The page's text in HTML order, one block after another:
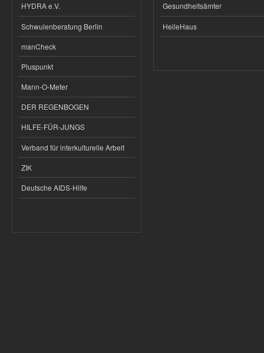
HYDRA e.V.
Schwulenberatung Berlin
manCheck
Pluspunkt
Mann-O-Meter
DER REGENBOGEN
HILFE-FÜR-JUNGS
Verband für interkulturelle Arbeit
ZIK
Deutsche AIDS-Hilfe
Gesundheitsämter
HeileHaus